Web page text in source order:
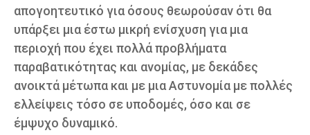
απογοητευτικό για όσους θεωρούσαν ότι θα
υπάρξει μια έστω μικρή ενίσχυση για μια
περιοχή που έχει πολλά προβλήματα
παραβατικότητας και ανομίας, με δεκάδες
ανοικτά μέτωπα και με μια Αστυνομία με πολλές
ελλείψεις τόσο σε υποδομές, όσο και σε
έμψυχο δυναμικό.